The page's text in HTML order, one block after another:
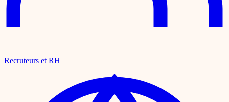
Recruteurs et RH